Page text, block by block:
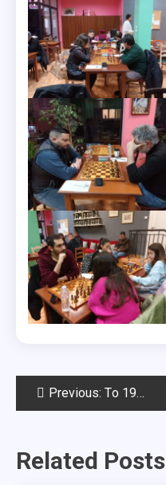
PostPrevious: Tο 195ο open ΣΟΑ-Αποτελέσματα
Related Posts